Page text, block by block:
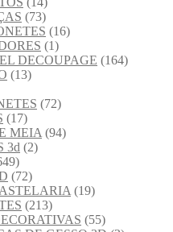
(73)
(16)
(1)
DECOUPAGE (164)
(13)
(72)
(17)
MEIA (94)
3d (2)
(72)
(19)
(213)
(55)